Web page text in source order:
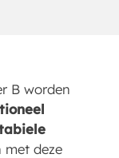
B worden
met deze